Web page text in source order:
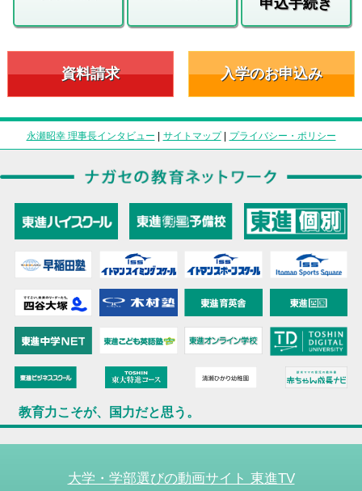
資料請求 入学のお申込み
永瀬昭幸 理事長インタビュー | サイトマップ| プライバシー・ポリシー
教育力こそが、国力だと思う。
大学・学部選びの動画サイト 東進TV